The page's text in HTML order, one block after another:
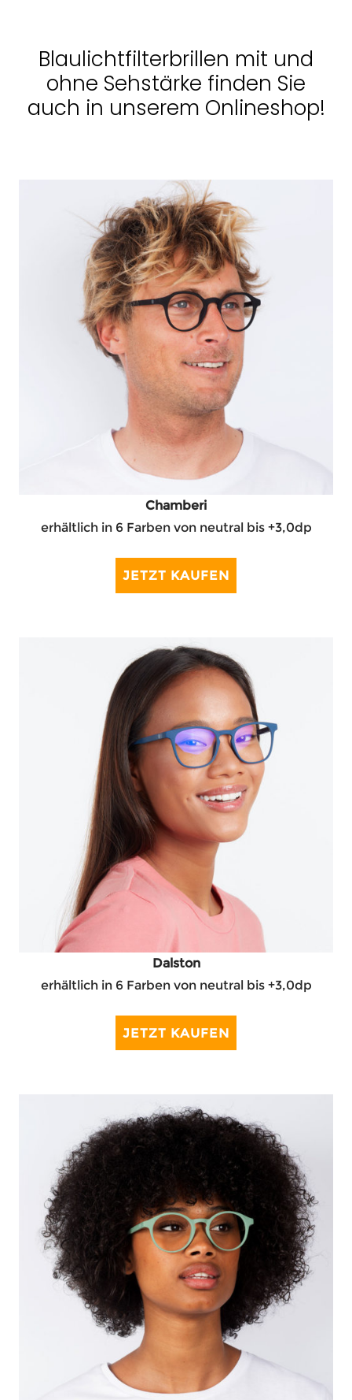
Blaulichtfilterbrillen mit und
ohne Sehstärke finden Sie
auch in unserem Onlineshop!
Chamberi
erhältlich in 6 Farben von neutral bis +3,0dp
JETZT KAUFEN
Dalston
erhältlich in 6 Farben von neutral bis +3,0dp
JETZT KAUFEN